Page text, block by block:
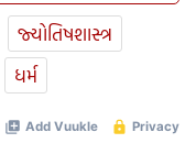
જ્યોતિષશાસ્ત્ર
ધર્મ